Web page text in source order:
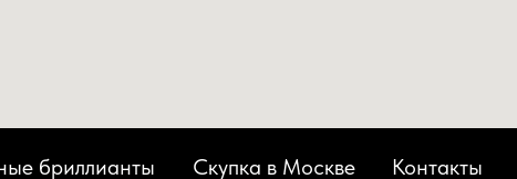
Контакты
Скупка в Москве
бриллианты